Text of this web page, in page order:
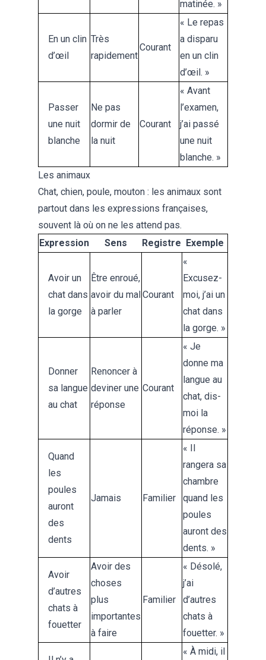
matinée. »
En un clin
d’œil
Très
rapidement
Courant
« Le repas
a disparu
en un clin
d’œil. »
Passer
une nuit
blanche
Ne pas
dormir de
la nuit
Courant
« Avant
l’examen,
j’ai passé
une nuit
blanche. »
Les animaux
Chat, chien, poule, mouton : les animaux sont
partout dans les expressions françaises,
souvent là où on ne les attend pas.
Expression
Sens Registre Exemple
Avoir un
chat dans
la gorge
Être enroué,
avoir du mal
à parler
Courant
«
Excusez-
moi, j’ai un
chat dans
la gorge. »
Donner
sa langue
au chat
Renoncer à
deviner une
réponse
Courant
« Je
donne ma
langue au
chat, dis-
moi la
réponse. »
Quand
les
poules
auront
des
dents
Jamais Familier
« Il
rangera sa
chambre
quand les
poules
auront des
dents. »
Avoir
d’autres
chats à
fouetter
Avoir des
choses
plus
importantes
à faire
Familier
« Désolé,
j’ai
d’autres
chats à
fouetter. »
« À midi, il